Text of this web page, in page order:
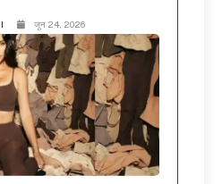
जून 24, 2026